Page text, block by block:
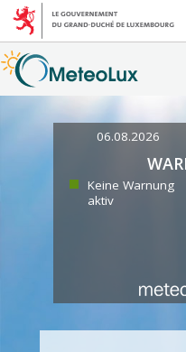
06.08.2026
Keine Warnung
aktiv